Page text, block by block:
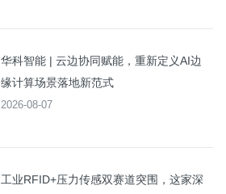
华科智能 | 云边协同赋能，重新定义AI边
缘计算场景落地新范式
2026-08-07
工业RFID+压力传感双赛道突围，这家深